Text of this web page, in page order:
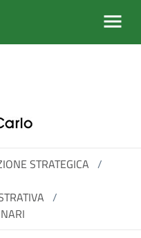
STRATEGICA /
/